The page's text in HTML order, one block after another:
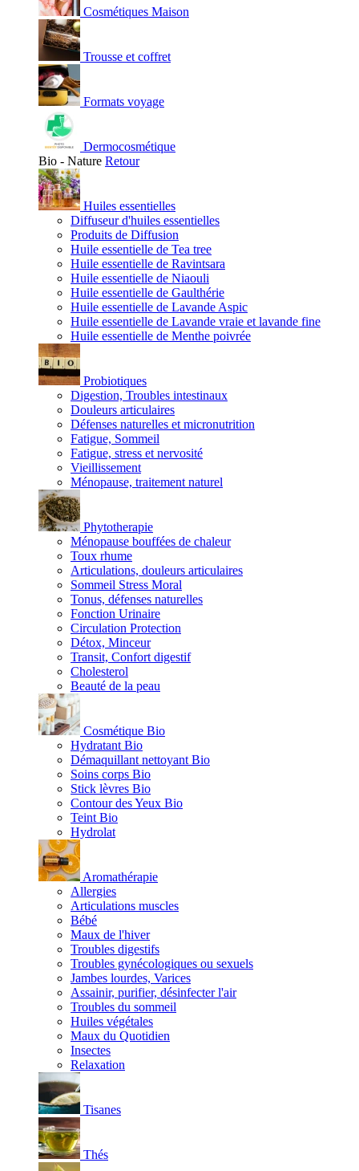
Cosmétiques Maison
Trousse et coffret
Formats voyage
Dermocosmétique
Bio - Nature Retour
Huiles essentielles
Diffuseur d'huiles essentielles
Produits de Diffusion
Huile essentielle de Tea tree
Huile essentielle de Ravintsara
Huile essentielle de Niaouli
Huile essentielle de Gaulthérie
Huile essentielle de Lavande Aspic
Huile essentielle de Lavande vraie et lavande fine
Huile essentielle de Menthe poivrée
Probiotiques
Digestion, Troubles intestinaux
Douleurs articulaires
Défenses naturelles et micronutrition
Fatigue, Sommeil
Fatigue, stress et nervosité
Vieillissement
Ménopause, traitement naturel
Phytotherapie
Ménopause bouffées de chaleur
Toux rhume
Articulations, douleurs articulaires
Sommeil Stress Moral
Tonus, défenses naturelles
Fonction Urinaire
Circulation Protection
Détox, Minceur
Transit, Confort digestif
Cholesterol
Beauté de la peau
Cosmétique Bio
Hydratant Bio
Démaquillant nettoyant Bio
Soins corps Bio
Stick lèvres Bio
Contour des Yeux Bio
Teint Bio
Hydrolat
Aromathérapie
Allergies
Articulations muscles
Bébé
Maux de l'hiver
Troubles digestifs
Troubles gynécologiques ou sexuels
Jambes lourdes, Varices
Assainir, purifier, désinfecter l'air
Troubles du sommeil
Huiles végétales
Maux du Quotidien
Insectes
Relaxation
Tisanes
Thés